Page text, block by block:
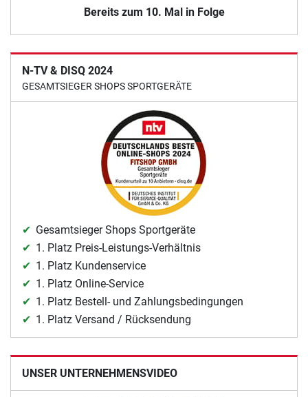
Bereits zum 10. Mal in Folge
N-TV & DISQ 2024
GESAMTSIEGER SHOPS SPORTGERÄTE
Gesamtsieger Shops Sportgeräte
1. Platz Preis-Leistungs-Verhältnis
1. Platz Kundenservice
1. Platz Online-Service
1. Platz Bestell- und Zahlungsbedingungen
1. Platz Versand / Rücksendung
UNSER UNTERNEHMENSVIDEO